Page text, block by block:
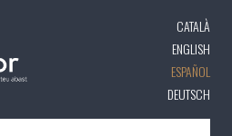
CATALÀ
ENGLISH
ESPAÑOL
DEUTSCH